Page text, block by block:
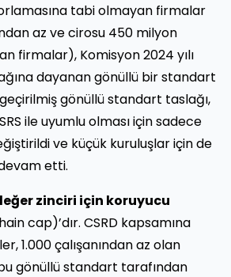
tabi olmayan firmalar
az ve cirosu 450 milyon
firmalar), Komisyon 2024 yılı
dayanan gönüllü bir standart
geçirilmiş gönüllü standart taslağı,
ile uyumlu olması için sadece
ve küçük kuruluşlar için de
etti.
zinciri için koruyucu
cap)’dır. CSRD kapsamına
1.000 çalışanından az olan
gönüllü standart tarafından